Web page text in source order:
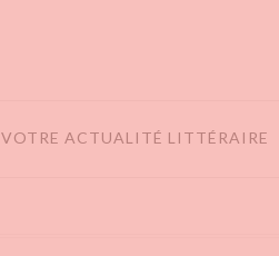
VOTRE ACTUALITÉ LITTÉRAIRE